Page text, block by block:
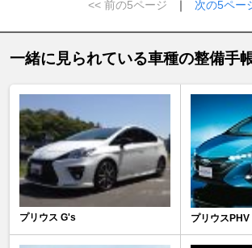
<< 前の5ページ ｜ 次の5ペー
一緒に見られている車種の整備手
プリウス G's プリウスPHV